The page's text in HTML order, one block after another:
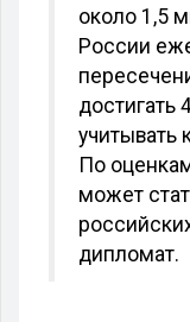
около 1,5
России
достигать
учитывать
По
может
дипломат.